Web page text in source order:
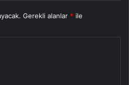
Gerekli alanlar * ile